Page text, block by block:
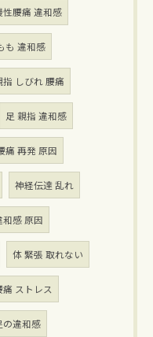
性腰痛 違和感
も 違和感
指 しびれ 腰痛
足 親指 違和感
痛 再発 原因
神経伝達 乱れ
和感 原因
体 緊張 取れない
痛 ストレス
の違和感